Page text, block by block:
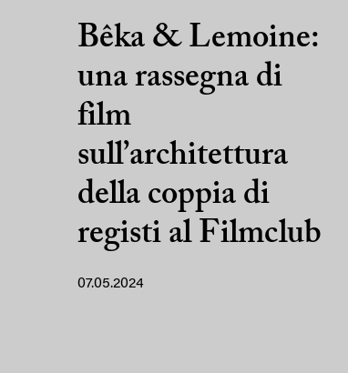
Bêka & Lemoine:
una rassegna di
film
sull’architettura
della coppia di
registi al Filmclub
07.05.2024